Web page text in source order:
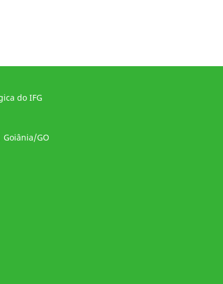
do IFG
Goiânia/GO